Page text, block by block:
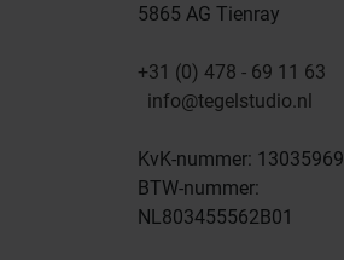
5865 AG Tienray
+31 (0) 478 - 69 11 63
info@tegelstudio.nl
KvK-nummer: 13035969
BTW-nummer:
NL803455562B01